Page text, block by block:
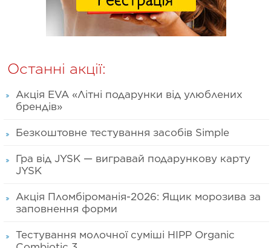
Останні акції:
Акція EVA «Літні подарунки від улюблених
брендів»
Безкоштовне тестування засобів Simple
Гра від JYSK — вигравай подарункову карту
JYSK
Акція Пломбіроманія-2026: Ящик морозива за
заповнення форми
Тестування молочної суміші HIPP Organic